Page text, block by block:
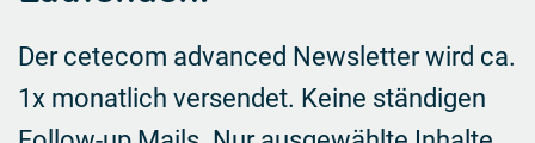
Der cetecom advanced Newsletter wird ca.
1x monatlich versendet. Keine ständigen